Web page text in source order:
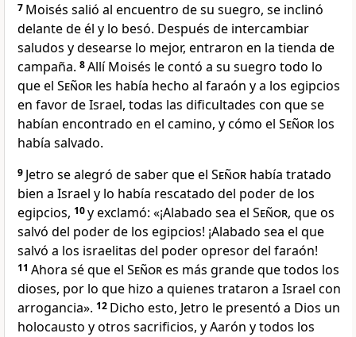
7 Moisés salió al encuentro de su suegro, se inclinó
delante de él y lo besó. Después de intercambiar
saludos y desearse lo mejor, entraron en la tienda de
campaña. 8Allí Moisés le contó a su suegro todo lo
que el Señor les había hecho al faraón y a los egipcios
en favor de Israel, todas las dificultades con que se
habían encontrado en el camino, y cómo el Señor los
había salvado.
9 Jetro se alegró de saber que el Señor había tratado
bien a Israel y lo había rescatado del poder de los
egipcios, 10y exclamó: «¡Alabado sea el Señor, que os
salvó del poder de los egipcios! ¡Alabado sea el que
salvó a los israelitas del poder opresor del faraón!
11 Ahora sé que el Señores más grande que todos los
dioses, por lo que hizo a quienes trataron a Israel con
arrogancia». 12 Dicho esto, Jetro le presentó a Dios un
holocausto y otros sacrificios, y Aarón y todos los